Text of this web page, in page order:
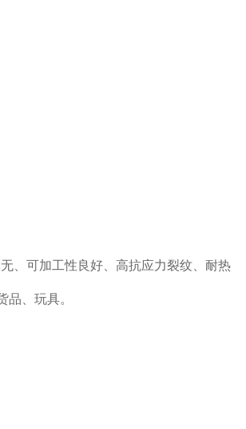
、可加工性良好、高抗应力裂纹、耐热
、玩具。